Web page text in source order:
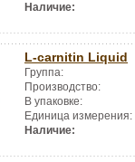
Наличие:
L-carnitin Liquid
Группа:
Производство:
В упаковке:
Единица измерения:
Наличие: